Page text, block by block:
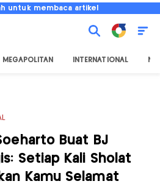
untuk membaca artikel
MEGAPOLITAN INTERNATIONAL
Buat BJ
Setiap Kali Sholat
Kamu Selamat